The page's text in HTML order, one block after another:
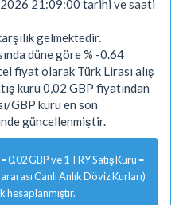
21:09:00 tarihi ve saati
gelmektedir.
düne göre % -0.64
fiyat olarak Türk Lirası alış
kuru 0,02 GBP fiyatından
GBP kuru en son
güncellenmiştir.
0,02 GBP ve 1 TRY Satış Kuru =
Canlı Anlık Döviz Kurları)
hesaplanmıştır.